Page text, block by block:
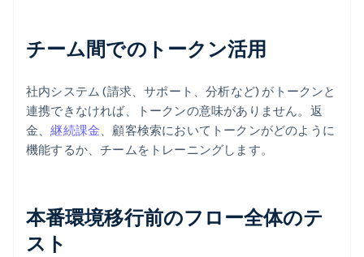
チーム間でのトークン活用
社内システム (請求、サポート、分析など) がトークンと
連携できなければ、トークンの意味がありません。返
金、継続課金、顧客検索においてトークンがどのように
機能するか、チームをトレーニングします。
本番環境移行前のフロー全体のテ
スト